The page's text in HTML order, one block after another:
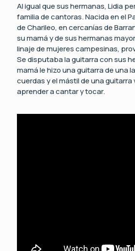
Al igual que sus hermanas, Lidia
familia de cantoras. Nacida en el
de Charileo, en cercanías de
su mamá y de sus hermanas
linaje de mujeres campesinas,
Se disputaba la guitarra con sus
mamá le hizo una guitarra de una
cuerdas y el mástil de una guitarra
aprender a cantar y tocar.